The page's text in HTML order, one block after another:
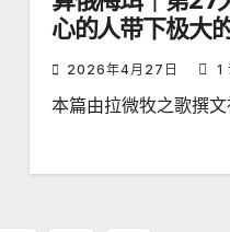
心的人带下极大
服！
2026年4月27日 1
本篇由拉微牧之歌撰